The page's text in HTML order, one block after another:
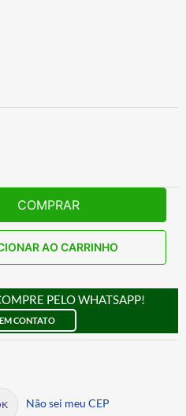
COMPRAR
AO CARRINHO
PELO WHATSAPP!
CONTATO
Não sei meu CEP